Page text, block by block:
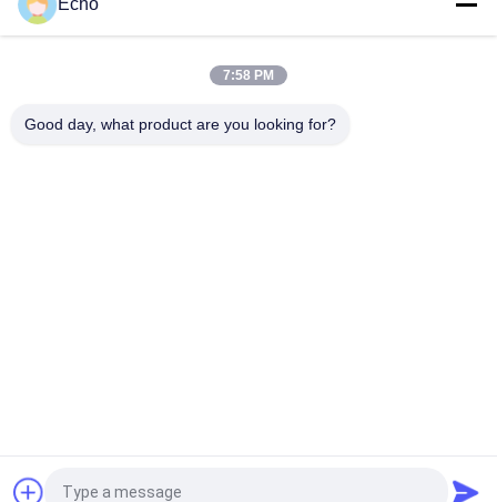
모터 감기를 위한 0.011mm 2UEW155 에나멜 코팅 구리 와이어
Ruiyuan Super Thin Winding Coils 에나멜 구리선 0.012mm-
Echo
7:58 PM
Good day, what product are you looking for?